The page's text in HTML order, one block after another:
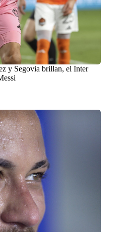
y Segovia brillan, el Inter